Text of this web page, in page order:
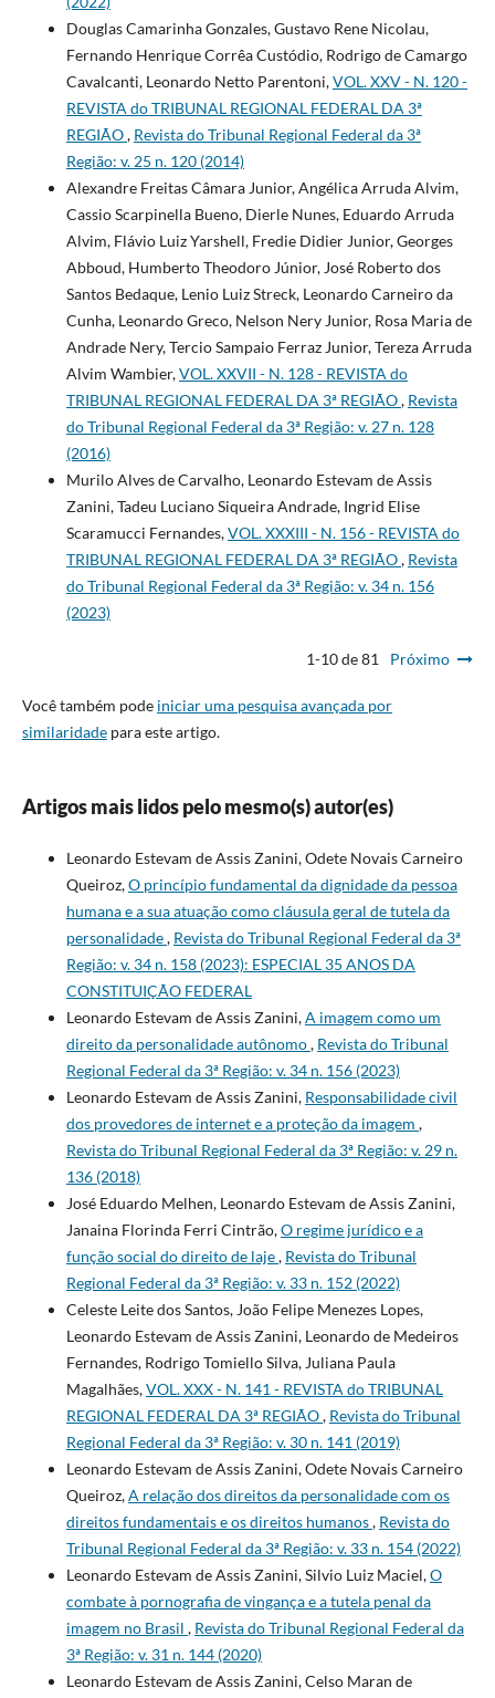
Douglas Camarinha Gonzales, Gustavo Rene Nicolau,
Fernando Henrique Corrêa Custódio, Rodrigo de Camargo
Cavalcanti, Leonardo Netto Parentoni,VOL. XXV - N. 120 -
REVISTA do TRIBUNAL REGIONAL FEDERAL DA 3ª
REGIÃO, Revista do Tribunal Regional Federal da 3ª
Região: v. 25 n. 120 (2014)
Alexandre Freitas Câmara Junior, Angélica Arruda Alvim,
Cassio Scarpinella Bueno, Dierle Nunes, Eduardo Arruda
Alvim, Flávio Luiz Yarshell, Fredie Didier Junior, Georges
Abboud, Humberto Theodoro Júnior, José Roberto dos
Santos Bedaque, Lenio Luiz Streck, Leonardo Carneiro da
Cunha, Leonardo Greco, Nelson Nery Junior, Rosa Maria de
Andrade Nery, Tercio Sampaio Ferraz Junior, Tereza Arruda
Alvim Wambier,VOL. XXVII - N. 128 - REVISTA do
TRIBUNAL REGIONAL FEDERAL DA 3ª REGIÃO, Revista
do Tribunal Regional Federal da 3ª Região: v. 27 n. 128
(2016)
Murilo Alves de Carvalho, Leonardo Estevam de Assis
Zanini, Tadeu Luciano Siqueira Andrade, Ingrid Elise
Scaramucci Fernandes,VOL. XXXIII - N. 156 - REVISTA do
TRIBUNAL REGIONAL FEDERAL DA 3ª REGIÃO, Revista
do Tribunal Regional Federal da 3ª Região: v. 34 n. 156
(2023)
1-10 de 81 Próximo
Você também pode iniciar uma pesquisa avançada por
similaridadepara este artigo.
Artigos mais lidos pelo mesmo(s) autor(es)
Leonardo Estevam de Assis Zanini, Odete Novais Carneiro
Queiroz,O princípio fundamental da dignidade da pessoa
humana e a sua atuação como cláusula geral de tutela da
personalidade, Revista do Tribunal Regional Federal da 3ª
Região: v. 34 n. 158 (2023): ESPECIAL 35 ANOS DA
CONSTITUIÇÃO FEDERAL
Leonardo Estevam de Assis Zanini,A imagem como um
direito da personalidade autônomo, Revista do Tribunal
Regional Federal da 3ª Região: v. 34 n. 156 (2023)
Leonardo Estevam de Assis Zanini, Responsabilidade civil
dos provedores de internet e a proteção da imagem ,
Revista do Tribunal Regional Federal da 3ª Região: v. 29 n.
136 (2018)
José Eduardo Melhen, Leonardo Estevam de Assis Zanini,
Janaina Florinda Ferri Cintrão,O regime jurídico e a
função social do direito de laje, Revista do Tribunal
Regional Federal da 3ª Região: v. 33 n. 152 (2022)
Celeste Leite dos Santos, João Felipe Menezes Lopes,
Leonardo Estevam de Assis Zanini, Leonardo de Medeiros
Fernandes, Rodrigo Tomiello Silva, Juliana Paula
Magalhães,VOL. XXX - N. 141 - REVISTA do TRIBUNAL
REGIONAL FEDERAL DA 3ª REGIÃO, Revista do Tribunal
Regional Federal da 3ª Região: v. 30 n. 141 (2019)
Leonardo Estevam de Assis Zanini, Odete Novais Carneiro
Queiroz,A relação dos direitos da personalidade com os
direitos fundamentais e os direitos humanos, Revista do
Tribunal Regional Federal da 3ª Região: v. 33 n. 154 (2022)
Leonardo Estevam de Assis Zanini, Silvio Luiz Maciel,O
combate à pornografia de vingança e a tutela penal da
imagem no Brasil , Revista do Tribunal Regional Federal da
3ª Região: v. 31 n. 144 (2020)
Leonardo Estevam de Assis Zanini, Celso Maran de